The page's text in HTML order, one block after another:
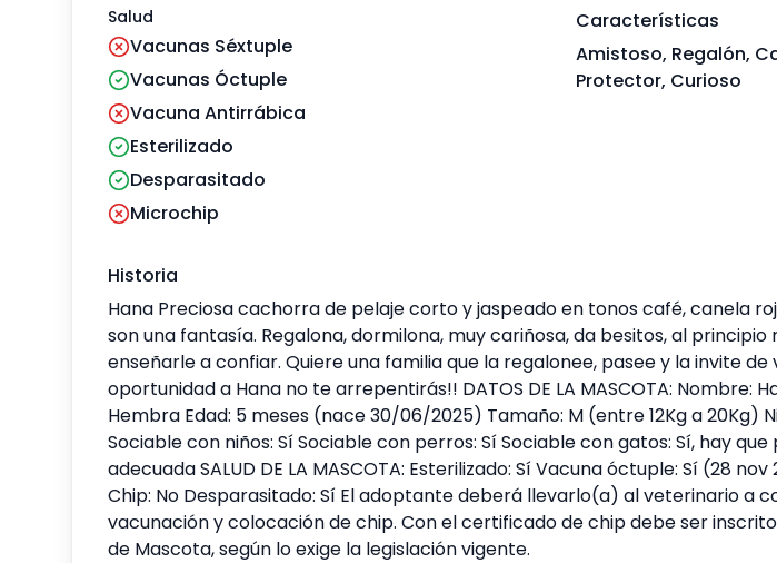
Salud
Vacunas Séxtuple
Vacunas Óctuple
Vacuna Antirrábica
Esterilizado
Desparasitado
Microchip
Características
Amistoso, Regalón,
Protector, Curioso
Historia
Hana Preciosa cachorra de pelaje corto y jaspeado en tonos café, canela
son una fantasía. Regalona, dormilona, muy cariñosa, da besitos, al principio
enseñarle a confiar. Quiere una familia que la regalonee, pasee y la invite de
oportunidad a Hana no te arrepentirás!! DATOS DE LA MASCOTA: Nombre:
Hembra Edad: 5 meses (nace 30/06/2025) Tamaño: M (entre 12Kg a 20Kg)
Sociable con niños: Sí Sociable con perros: Sí Sociable con gatos: Sí, hay
adecuada SALUD DE LA MASCOTA: Esterilizado: Sí Vacuna óctuple: Sí (28
Chip: No Desparasitado: Sí El adoptante deberá llevarlo(a) al veterinario a
vacunación y colocación de chip. Con el certificado de chip debe ser
de Mascota, según lo exige la legislación vigente.